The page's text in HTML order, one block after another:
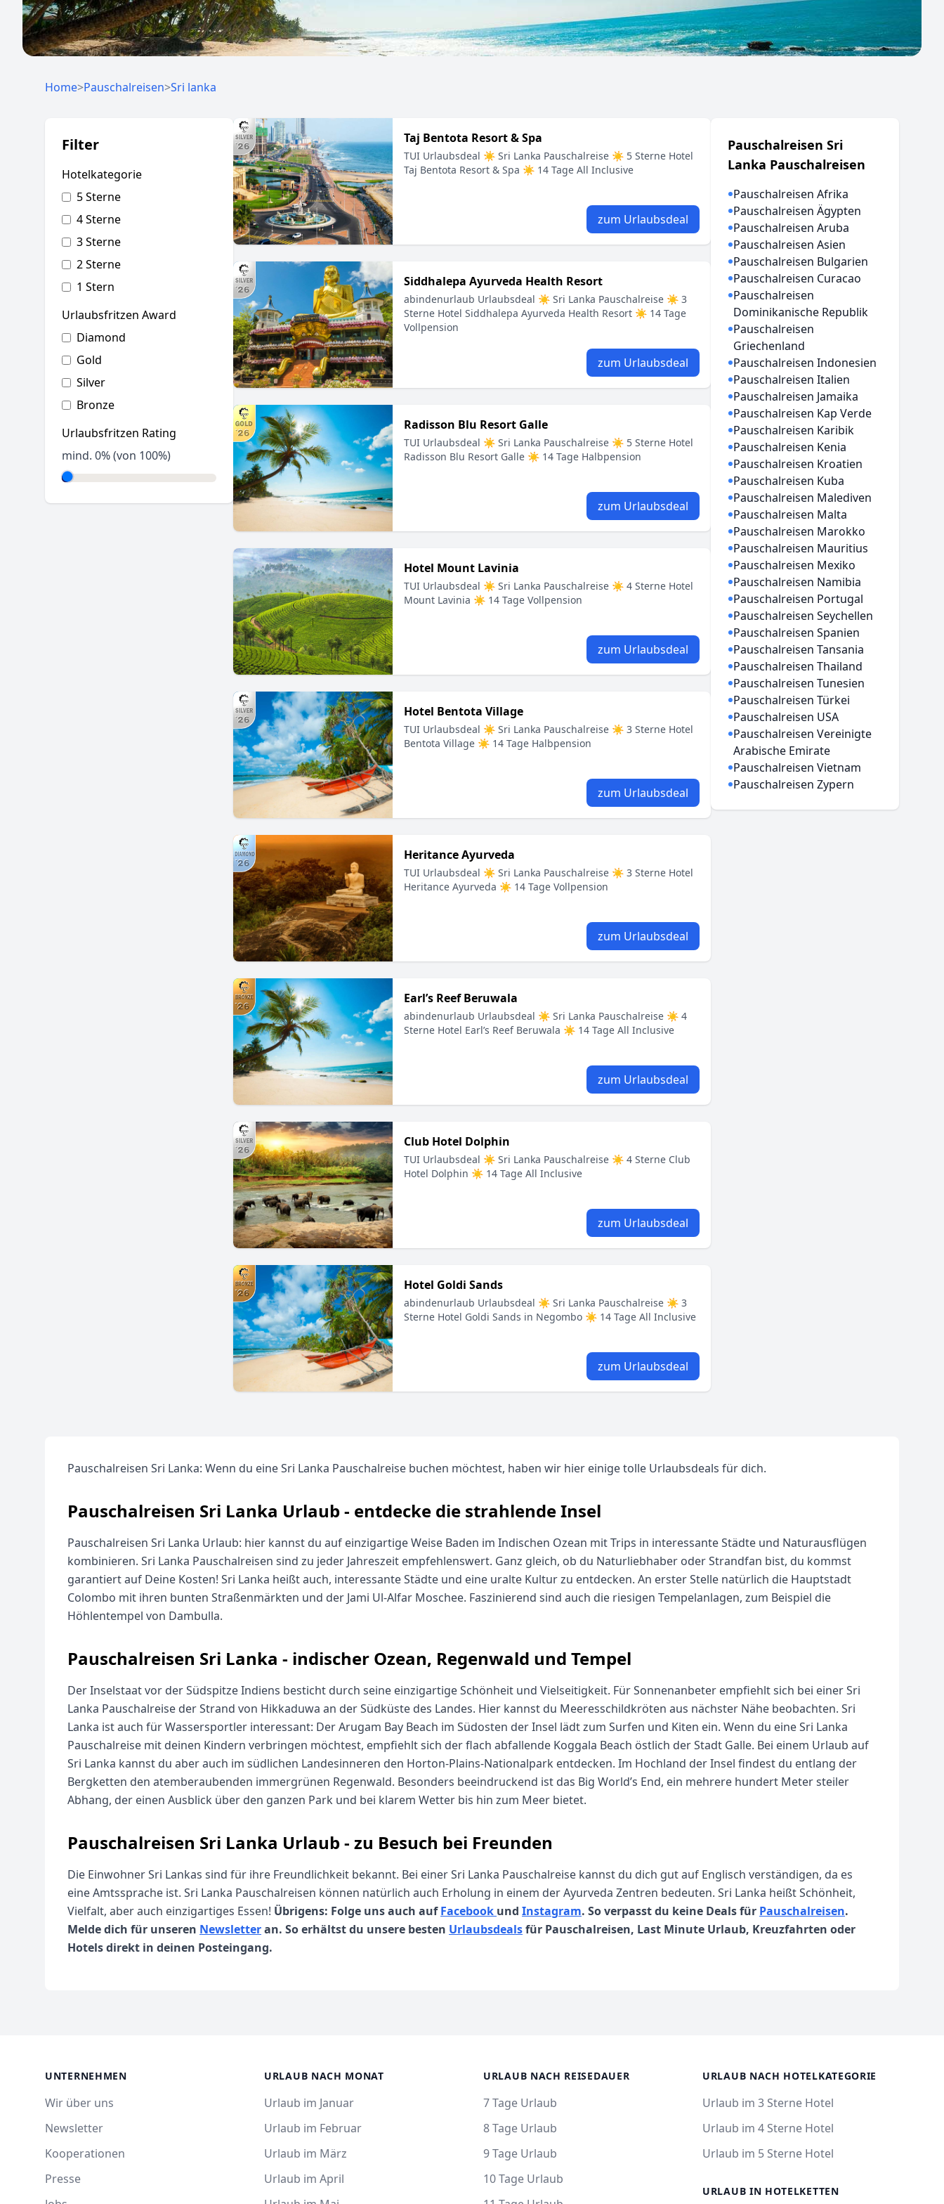
Home>Pauschalreisen>Sri lanka
Filter
Hotelkategorie
5 Sterne
4 Sterne
3 Sterne
2 Sterne
1 Stern
Urlaubsfritzen Award
Diamond
Gold
Silver
Bronze
Urlaubsfritzen Rating
mind. 0% (von 100%)
Taj Bentota Resort & Spa
TUI Urlaubsdeal ☀ Sri Lanka Pauschalreise ☀ 5 Sterne Hotel
Taj Bentota Resort & Spa ☀ 14 Tage All Inclusive
zum Urlaubsdeal
Siddhalepa Ayurveda Health Resort
abindenurlaub Urlaubsdeal ☀ Sri Lanka Pauschalreise ☀ 3
Sterne Hotel Siddhalepa Ayurveda Health Resort ☀ 14 Tage
Vollpension
zum Urlaubsdeal
Radisson Blu Resort Galle
TUI Urlaubsdeal ☀ Sri Lanka Pauschalreise ☀ 5 Sterne Hotel
Radisson Blu Resort Galle ☀ 14 Tage Halbpension
zum Urlaubsdeal
Hotel Mount Lavinia
TUI Urlaubsdeal ☀ Sri Lanka Pauschalreise ☀ 4 Sterne Hotel
Mount Lavinia ☀ 14 Tage Vollpension
zum Urlaubsdeal
Hotel Bentota Village
TUI Urlaubsdeal ☀ Sri Lanka Pauschalreise ☀ 3 Sterne Hotel
Bentota Village ☀ 14 Tage Halbpension
zum Urlaubsdeal
Heritance Ayurveda
TUI Urlaubsdeal ☀ Sri Lanka Pauschalreise ☀ 3 Sterne Hotel
Heritance Ayurveda ☀ 14 Tage Vollpension
zum Urlaubsdeal
Earl’s Reef Beruwala
abindenurlaub Urlaubsdeal ☀ Sri Lanka Pauschalreise ☀ 4
Sterne Hotel Earl’s Reef Beruwala ☀ 14 Tage All Inclusive
zum Urlaubsdeal
Club Hotel Dolphin
TUI Urlaubsdeal ☀ Sri Lanka Pauschalreise ☀ 4 Sterne Club
Hotel Dolphin ☀ 14 Tage All Inclusive
zum Urlaubsdeal
Hotel Goldi Sands
abindenurlaub Urlaubsdeal ☀ Sri Lanka Pauschalreise ☀ 3
Sterne Hotel Goldi Sands in Negombo ☀ 14 Tage All Inclusive
zum Urlaubsdeal
Pauschalreisen Sri
Lanka Pauschalreisen
Pauschalreisen Afrika
Pauschalreisen Ägypten
Pauschalreisen Aruba
Pauschalreisen Asien
Pauschalreisen Bulgarien
Pauschalreisen Curacao
Pauschalreisen
Dominikanische Republik
Pauschalreisen
Griechenland
Pauschalreisen Indonesien
Pauschalreisen Italien
Pauschalreisen Jamaika
Pauschalreisen Kap Verde
Pauschalreisen Karibik
Pauschalreisen Kenia
Pauschalreisen Kroatien
Pauschalreisen Kuba
Pauschalreisen Malediven
Pauschalreisen Malta
Pauschalreisen Marokko
Pauschalreisen Mauritius
Pauschalreisen Mexiko
Pauschalreisen Namibia
Pauschalreisen Portugal
Pauschalreisen Seychellen
Pauschalreisen Spanien
Pauschalreisen Tansania
Pauschalreisen Thailand
Pauschalreisen Tunesien
Pauschalreisen Türkei
Pauschalreisen USA
Pauschalreisen Vereinigte
Arabische Emirate
Pauschalreisen Vietnam
Pauschalreisen Zypern
Pauschalreisen Sri Lanka: Wenn du eine Sri Lanka Pauschalreise buchen möchtest, haben wir hier einige tolle Urlaubsdeals für dich.
Pauschalreisen Sri Lanka Urlaub - entdecke die strahlende Insel
Pauschalreisen Sri Lanka Urlaub: hier kannst du auf einzigartige Weise Baden im Indischen Ozean mit Trips in interessante Städte und Naturausflügen
kombinieren. Sri Lanka Pauschalreisen sind zu jeder Jahreszeit empfehlenswert. Ganz gleich, ob du Naturliebhaber oder Strandfan bist, du kommst
garantiert auf Deine Kosten! Sri Lanka heißt auch, interessante Städte und eine uralte Kultur zu entdecken. An erster Stelle natürlich die Hauptstadt
Colombo mit ihren bunten Straßenmärkten und der Jami Ul-Alfar Moschee. Faszinierend sind auch die riesigen Tempelanlagen, zum Beispiel die
Höhlentempel von Dambulla.
Pauschalreisen Sri Lanka - indischer Ozean, Regenwald und Tempel
Der Inselstaat vor der Südspitze Indiens besticht durch seine einzigartige Schönheit und Vielseitigkeit. Für Sonnenanbeter empfiehlt sich bei einer Sri
Lanka Pauschalreise der Strand von Hikkaduwa an der Südküste des Landes. Hier kannst du Meeresschildkröten aus nächster Nähe beobachten. Sri
Lanka ist auch für Wassersportler interessant: Der Arugam Bay Beach im Südosten der Insel lädt zum Surfen und Kiten ein. Wenn du eine Sri Lanka
Pauschalreise mit deinen Kindern verbringen möchtest, empfiehlt sich der flach abfallende Koggala Beach östlich der Stadt Galle. Bei einem Urlaub auf
Sri Lanka kannst du aber auch im südlichen Landesinneren den Horton-Plains-Nationalpark entdecken. Im Hochland der Insel findest du entlang der
Bergketten den atemberaubenden immergrünen Regenwald. Besonders beeindruckend ist das Big World’s End, ein mehrere hundert Meter steiler
Abhang, der einen Ausblick über den ganzen Park und bei klarem Wetter bis hin zum Meer bietet.
Pauschalreisen Sri Lanka Urlaub - zu Besuch bei Freunden
Die Einwohner Sri Lankas sind für ihre Freundlichkeit bekannt. Bei einer Sri Lanka Pauschalreise kannst du dich gut auf Englisch verständigen, da es
eine Amtssprache ist. Sri Lanka Pauschalreisen können natürlich auch Erholung in einem der Ayurveda Zentren bedeuten. Sri Lanka heißt Schönheit,
Vielfalt, aber auch einzigartiges Essen! Übrigens: Folge uns auch aufFacebook und Instagram. So verpasst du keine Deals für Pauschalreisen.
Melde dich für unseren Newsletteran. So erhältst du unsere besten Urlaubsdealsfür Pauschalreisen, Last Minute Urlaub, Kreuzfahrten oder
Hotels direkt in deinen Posteingang.
UNTERNEHMEN
Wir über uns
Newsletter
Kooperationen
Presse
URLAUB NACH MONAT
Urlaub im Januar
Urlaub im Februar
Urlaub im März
Urlaub im April
URLAUB NACH REISEDAUER
7 Tage Urlaub
8 Tage Urlaub
9 Tage Urlaub
10 Tage Urlaub
URLAUB NACH HOTELKATEGORIE
Urlaub im 3 Sterne Hotel
Urlaub im 4 Sterne Hotel
Urlaub im 5 Sterne Hotel
URLAUB IN HOTELKETTEN